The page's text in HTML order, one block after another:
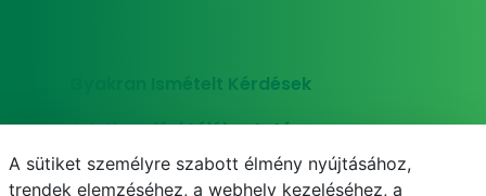
Gyakran Ismételt Kérdések
Adatkezelési tájékoztató
Süti (cookie) tájékoztató
A sütiket személyre szabott élmény nyújtásához,
trendek elemzéséhez, a webhely kezeléséhez, a